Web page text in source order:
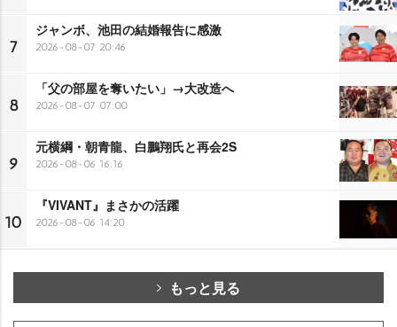
7
ジャンボ、池田の結婚報告に感激
2026-08-07 20:46
8
「父の部屋を奪いたい」→大改造へ
2026-08-07 07:00
9
元横綱・朝青龍、白鵬翔氏と再会2S
2026-08-06 16:16
10
『VIVANT』まさかの活躍
2026-08-06 14:20
もっと見る